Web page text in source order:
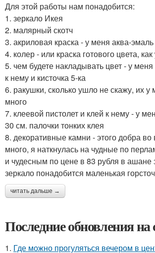
Для этой работы нам понадобится:
1. зеркало Икея
2. малярный скотч
3. акриловая краска - у меня аква-эмаль
4. колер - или краска готового цвета,
5. чем будете накладывать цвет - у
к нему и кисточка 5-ка
6. ракушки, сколько ушло не скажу, их у
много
7. клеевой пистолет и клей к нему - у
30 см. палочки тонких клея
8. декоративные камни - этого добра во
много, я наткнулась на чудные по
и чудесным по цене в 83 рубля в ашане
зеркало понадобится маленькая
читать дальше →
Последние обновления на
1. Где можно прогуляться вечером в